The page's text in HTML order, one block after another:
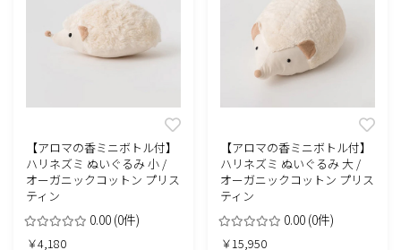
【アロマの香ミニボトル付】
ハリネズミ ぬいぐるみ 小 /
オーガニックコットン プリス
ティン
0.00 (0件)
￥4,180
【アロマの香ミニボトル付】
ハリネズミ ぬいぐるみ 大 /
オーガニックコットン プリス
ティン
0.00 (0件)
￥15,950